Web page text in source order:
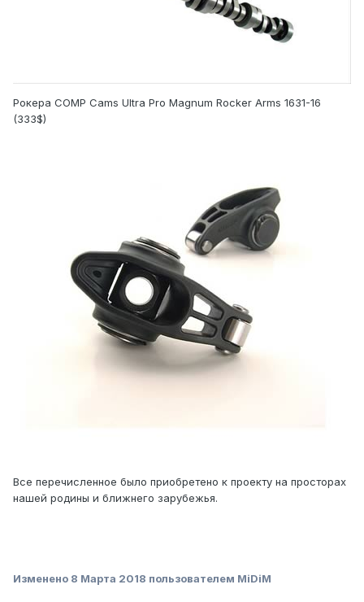
Рокера COMP Cams Ultra Pro Magnum Rocker Arms 1631-16
(333$)
Все перечисленное было приобретено к проекту на просторах
нашей родины и ближнего зарубежья.
Изменено 8 Марта 2018 пользователем MiDiM